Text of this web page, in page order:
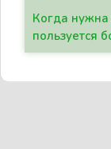
Когда нужна
пользуется